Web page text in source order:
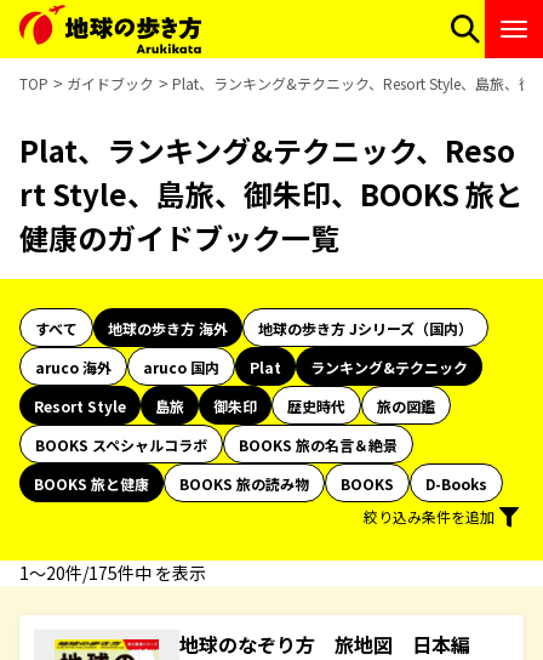
TOP ガイドブック Plat、ランキング&テクニック、Resort Style、島旅、御
Plat、ランキング&テクニック、Reso
rt Style、島旅、御朱印、BOOKS 旅と
健康のガイドブック一覧
すべて 地球の歩き方 海外
地球の歩き方 Jシリーズ（国内）
aruco 海外
aruco 国内 Plat
ランキング&テクニック
Resort Style
島旅 御朱印 歴史時代
旅の図鑑
BOOKS スペシャルコラボ
BOOKS 旅の名言＆絶景
BOOKS 旅と健康
BOOKS 旅の読み物 BOOKS
D-Books
絞り込み条件を追加
1〜20件/175件中 を表示
地球のなぞり方 旅地図 日本編